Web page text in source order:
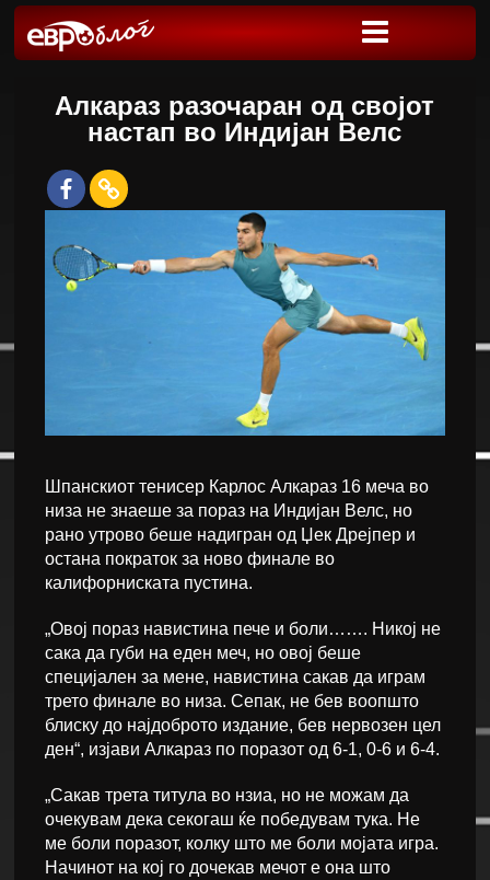
Алкараз разочаран од својот
настап во Индијан Велс
Шпанскиот тенисер Карлос Алкараз 16 меча во
низа не знаеше за пораз на Индијан Велс, но
рано утрово беше надигран од Џек Дрејпер и
остана пократок за ново финале во
калифорниската пустина.
„Овој пораз навистина пече и боли……. Никој не
сака да губи на еден меч, но овој беше
специјален за мене, навистина сакав да играм
трето финале во низа. Сепак, не бев воопшто
блиску до најдоброто издание, бев нервозен цел
ден“, изјави Алкараз по поразот од 6-1, 0-6 и 6-4.
„Сакав трета титула во нзиа, но не можам да
очекувам дека секогаш ќе победувам тука. Не
ме боли поразот, колку што ме боли мојата игра.
Начинот на кој го дочекав мечот е она што